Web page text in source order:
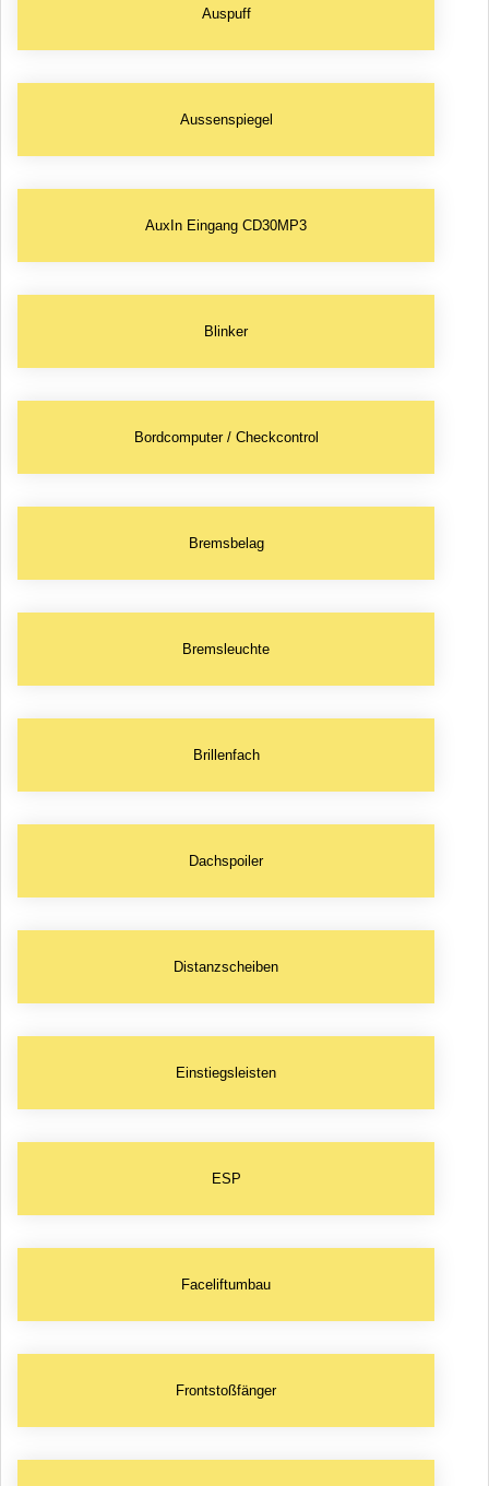
Auspuff
Aussenspiegel
AuxIn Eingang CD30MP3
Blinker
Bordcomputer / Checkcontrol
Bremsbelag
Bremsleuchte
Brillenfach
Dachspoiler
Distanzscheiben
Einstiegsleisten
ESP
Faceliftumbau
Frontstoßfänger